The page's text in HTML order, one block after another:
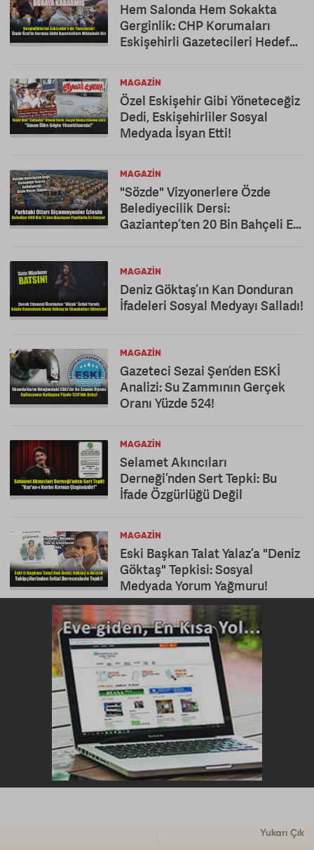
Hem Salonda Hem Sokakta
Gerginlik: CHP Korumaları
Eskişehirli Gazetecileri Hedef
MAGAZIN
Özel Eskişehir Gibi Yöneteceğiz
Dedi, Eskişehirliler Sosyal
Medyada İsyan Etti!
MAGAZIN
"Sözde" Vizyonerlere Özde
Belediyecilik Dersi:
Gaziantep’ten 20 Bin Bahçeli Ev
MAGAZIN
Deniz Göktaş’ın Kan Donduran
İfadeleri Sosyal Medyayı Salladı!
MAGAZIN
Gazeteci Sezai Şen’den ESKİ
Analizi: Su Zammının Gerçek
Oranı Yüzde 524!
MAGAZIN
Selamet Akıncıları
Derneği’nden Sert Tepki: Bu
İfade Özgürlüğü Değil
MAGAZIN
Eski Başkan Talat Yalaz’a "Deniz
Göktaş" Tepkisi: Sosyal
Medyada Yorum Yağmuru!
Yukarı Çık